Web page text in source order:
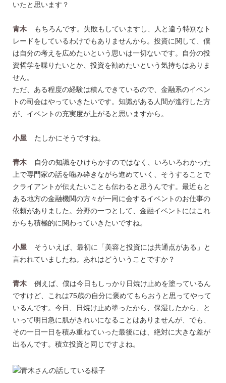
いたと思います？
青木
もちろんです。失敗もしていますし、人と違う特別なト
レードをしているわけでもありませんから。投資に関して、僕
は自分の考えを広めたいという思いは一切ないです。自分の投
資哲学を喋りたいとか、投資を勧めたいという気持ちはありま
せん。
ただ、ある程度の経験は積んできているので、金融系のイベン
トの司会はやっていきたいです。知識がある人間が進行した方
が、イベントの充実度が上がると思いますから。
小屋 たしかにそうですね。
青木
自分の知識をひけらかすのではなく、いろいろわかった
上で専門家の話を噛み砕きながら進めていく、そうすることで
クライアントが伝えたいことも伝わると思うんです。最近もと
ある地方の金融機関の方々が一同に会するイベントのお仕事の
依頼がありました。分野の一つとして、金融イベントにはこれ
からも積極的に関わっていきたいですね。
小屋
そういえば、最初に「美容と投資には共通点がある」と
言われていましたね。あれはどういうことですか？
青木
例えば、僕は今日もしっかり日焼け止めを塗っているん
ですけど、これは75歳の自分に褒めてもらおうと思ってやって
いるんです。今日、日焼け止め塗ったから、保湿したから、と
いって明日急に肌がきれいになることはありませんが、でも、
その一日一日を積み重ねていった最後には、絶対に大きな差が
出るんです。積立投資と同じですよね。